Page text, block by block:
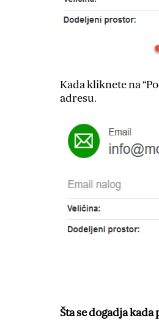
Kada kliknete na
adresu.
Šta se dogadja